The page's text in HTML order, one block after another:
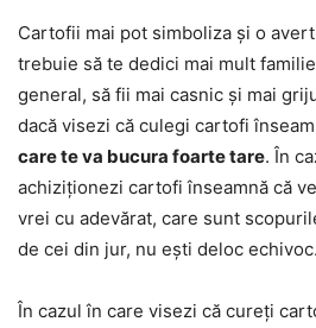
Cartofii mai pot simboliza și o
trebuie să te dedici mai mult
general, să fii mai casnic și mai
dacă visezi că culegi cartofi
care te va bucura foarte tare. În
achiziționezi cartofi înseamnă că
vrei cu adevărat, care sunt
de cei din jur, nu ești deloc echivoc.
În cazul în care visezi că cureți